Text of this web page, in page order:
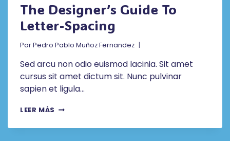
The Designer’s Guide To
Letter-Spacing
PorPedro Pablo Muñoz Fernandez
Sed arcu non odio euismod lacinia. Sit amet
cursus sit amet dictum sit. Nunc pulvinar
sapien et ligula…
LEER MÁS THE
GUIDE